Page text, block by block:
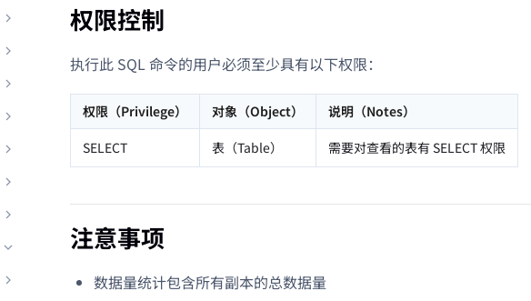
权限控制
执行此 SQL 命令的用户必须至少具有以下权限：
权限（Privilege） 对象（Object）
说明（Notes）
SELECT
表（Table） 需要对查看的表有 SELECT 权限
注意事项
数据量统计包含所有副本的总数据量